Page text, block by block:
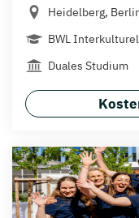
Heidelberg,
BWL
Duales Studium